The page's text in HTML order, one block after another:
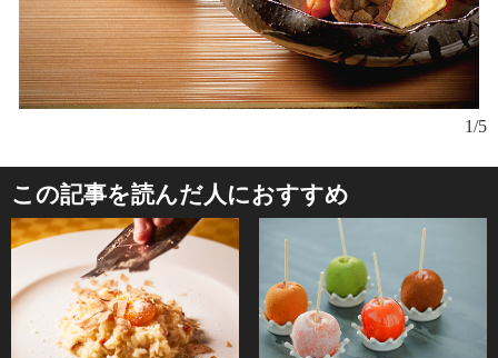
最
1/5
この記事を読んだ人におすすめ